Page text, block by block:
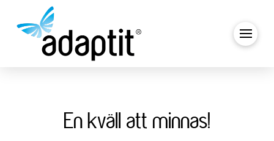
En kväll att minnas!